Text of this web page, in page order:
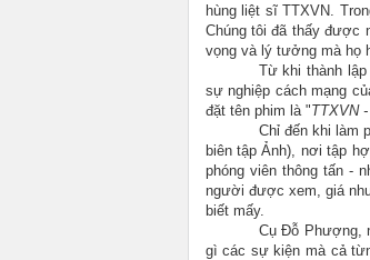
hùng liệt sĩ TTXVN.
Chúng tôi đã thấy được
vọng và lý tưởng mà họ
Từ khi thành lập
sự nghiệp cách mạng
đặt tên phim là "TTXVN
Chỉ đến khi làm
biên tập Ảnh), nơi tập
phóng viên thông tấn -
người được xem, giá
biết mấy.
Cụ Đỗ Phượng,
gì các sự kiện mà cả